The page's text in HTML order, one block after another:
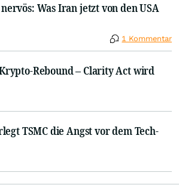
Was Iran jetzt von den USA
1 Kommentar
Rebound – Clarity Act wird
TSMC die Angst vor dem Tech-